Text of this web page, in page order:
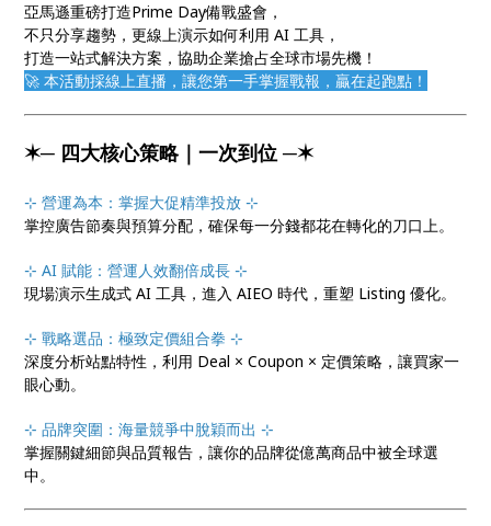
亞馬遜重磅打造Prime Day備戰盛會，
不只分享趨勢，更線上演示如何利用 AI 工具，
打造一站式解決方案，協助企業搶占全球市場先機！
🚀 本活動採線上直播，讓您第一手掌握戰報，贏在起跑點！
✶─ 四大核心策略｜一次到位 ─✶
⊹ 營運為本：掌握大促精準投放 ⊹
掌控廣告節奏與預算分配，確保每一分錢都花在轉化的刀口上。
⊹ AI 賦能：營運人效翻倍成長 ⊹
現場演示生成式 AI 工具，進入 AIEO 時代，重塑 Listing 優化。
⊹ 戰略選品：極致定價組合拳 ⊹
深度分析站點特性，利用 Deal × Coupon × 定價策略，讓買家一
眼心動。
⊹ 品牌突圍：海量競爭中脫穎而出 ⊹
掌握關鍵細節與品質報告，讓你的品牌從億萬商品中被全球選
中。